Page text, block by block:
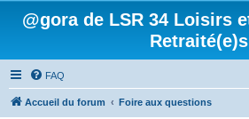
@gora de LSR 34 Loisirs
Retraité(e)s
FAQ
Accueil du forum Foire aux questions